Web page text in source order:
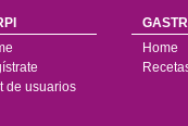
de usuarios
Home